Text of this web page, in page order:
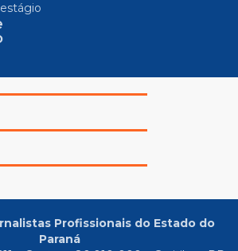
Profissionais do Estado do
Paraná